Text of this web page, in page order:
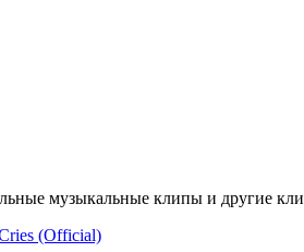
музыкальные клипы и другие